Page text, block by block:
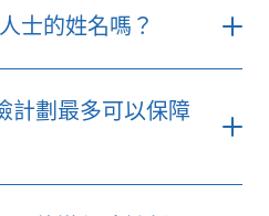
士的姓名嗎？
計劃最多可以保障